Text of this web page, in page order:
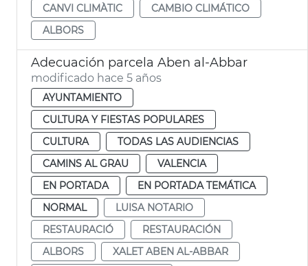
CANVI CLIMÀTIC
CAMBIO CLIMÁTICO
ALBORS
Adecuación parcela Aben al-Abbar
modificado hace 5 años
AYUNTAMIENTO
CULTURA Y FIESTAS POPULARES
CULTURA
TODAS LAS AUDIENCIAS
CAMINS AL GRAU
VALENCIA
EN PORTADA
EN PORTADA TEMÁTICA
NORMAL
LUISA NOTARIO
RESTAURACIÓ
RESTAURACIÓN
ALBORS
XALET ABEN AL-ABBAR